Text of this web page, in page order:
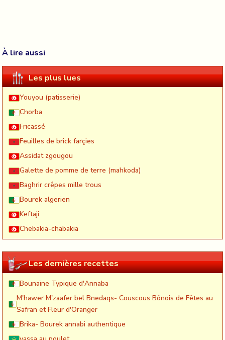
À lire aussi
Les plus lues
Youyou (patisserie)
Chorba
Fricassé
Feuilles de brick farçies
Assidat zgougou
Galette de pomme de terre (mahkoda)
Baghrir crêpes mille trous
Bourek algerien
Keftaji
Chebakia-chabakia
Les dernières recettes
Bounaïne Typique d'Annaba
M'hawer M'zaafer bel Bnedaqs- Couscous Bônois de Fêtes au
Safran et Fleur d'Oranger
Brika- Bourek annabi authentique